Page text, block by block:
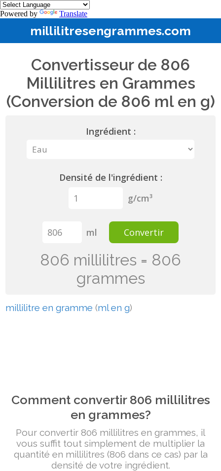
Powered by Translate
millilitresengrammes.com
Convertisseur de 806
Millilitres en Grammes
(Conversion de 806 ml en g)
Ingrédient :
Densité de l'ingrédient :
g/cm³
ml Convertir
806 millilitres = 806
grammes
millilitre en gramme (ml en g)
Comment convertir 806 millilitres
en grammes?
Pour convertir 806 millilitres en grammes, il
vous suffit tout simplement de multiplier la
quantité en millilitres (806 dans ce cas) par la
densité de votre ingrédient.